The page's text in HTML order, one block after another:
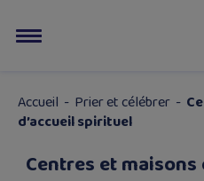
Accueil - Prier et célébrer -
d’accueil spirituel
Centres et